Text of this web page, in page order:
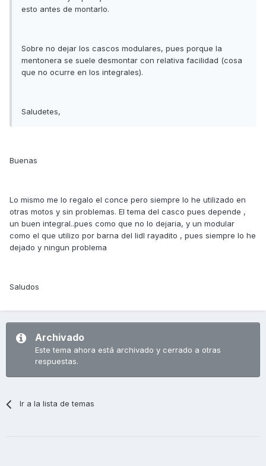
esto antes de montarlo.
Sobre no dejar los cascos modulares, pues porque la
mentonera se suele desmontar con relativa facilidad (cosa
que no ocurre en los integrales).
Saludetes,
Buenas
Lo mismo me lo regalo el conce pero siempre lo he utilizado en
otras motos y sin problemas. El tema del casco pues depende ,
un buen integral..pues como que no lo dejaria, y un modular
como el que utilizo por barna del lidl rayadito , pues siempre lo he
dejado y ningun problema
Saludos
Archivado
Este tema ahora está archivado y cerrado a otras
respuestas.
Ir a la lista de temas